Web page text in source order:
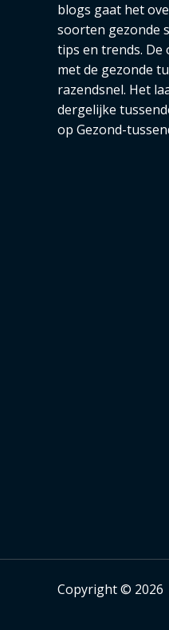
blogs gaat het
soorten gezonde
tips en trends.
met de gezonde
razendsnel. Het
dergelijke
op Gezond-
Copyright © 2026